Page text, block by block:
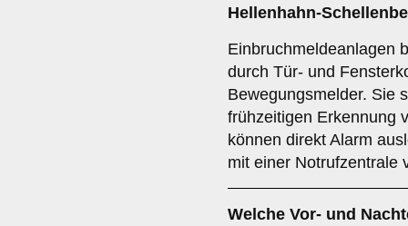
Hellenhahn-
Einbruchmeldeanlagen
durch Tür- und
Bewegungsmelder. Sie
frühzeitigen Erkennung
können direkt Alarm
mit einer Notrufzentrale
Welche Vor- und